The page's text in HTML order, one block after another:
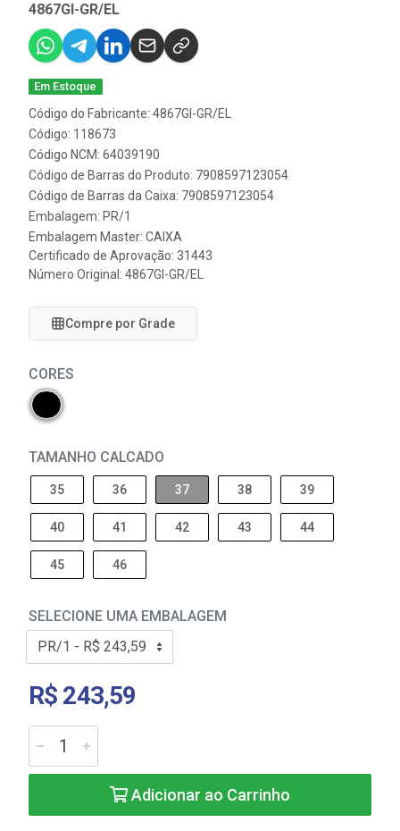
4867GI-GR/EL
Em Estoque
Código do Fabricante: 4867GI-GR/EL
Código: 118673
Código NCM: 64039190
Código de Barras do Produto: 7908597123054
Código de Barras da Caixa: 7908597123054
Embalagem: PR/1
Embalagem Master: CAIXA
Certificado de Aprovação: 31443
Número Original: 4867GI-GR/EL
Compre por Grade
CORES
TAMANHO CALCADO
35 36 37 38 39
40 41 42 43 44
45 46
SELECIONE UMA EMBALAGEM
R$ 243,59
Adicionar ao Carrinho